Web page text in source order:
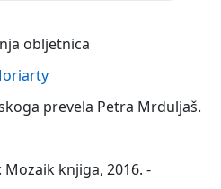
obljetnica
prevela Petra Mrduljaš.
Mozaik knjiga, 2016. -